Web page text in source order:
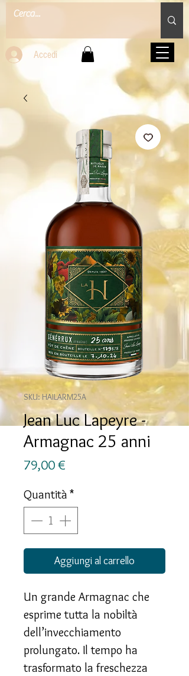
Accedi
SKU: HAILARM25A
Jean Luc Lapeyre -
Armagnac 25 anni
79,00 €
Quantità *
Aggiungi al carrello
Un grande Armagnac che
esprime tutta la nobiltà
dell’invecchiamento
prolungato. Il tempo ha
trasformato la freschezza